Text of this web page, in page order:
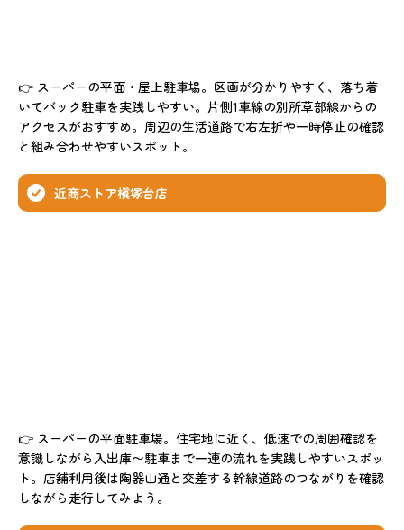
👉 スーパーの平面・屋上駐車場。区画が分かりやすく、落ち着
いてバック駐車を実践しやすい。片側1車線の別所草部線からの
アクセスがおすすめ。周辺の生活道路で右左折や一時停止の確認
と組み合わせやすいスポット。
近商ストア槇塚台店
👉 スーパーの平面駐車場。住宅地に近く、低速での周囲確認を
意識しながら入出庫〜駐車まで一連の流れを実践しやすいスポッ
ト。店舗利用後は陶器山通と交差する幹線道路のつながりを確認
しながら走行してみよう。